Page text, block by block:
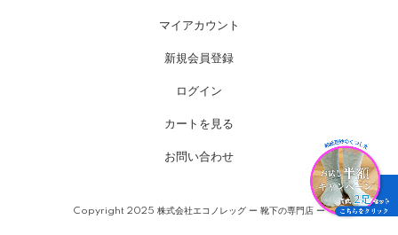
マイアカウント
新規会員登録
ログイン
カートを見る
お問い合わせ
Copyright 2025 株式会社エコノレッグ ー 靴下の専門店 ー